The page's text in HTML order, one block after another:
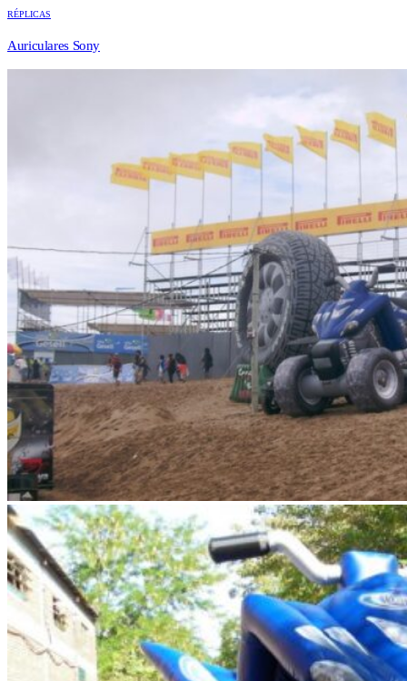
RÉPLICAS
Auriculares Sony